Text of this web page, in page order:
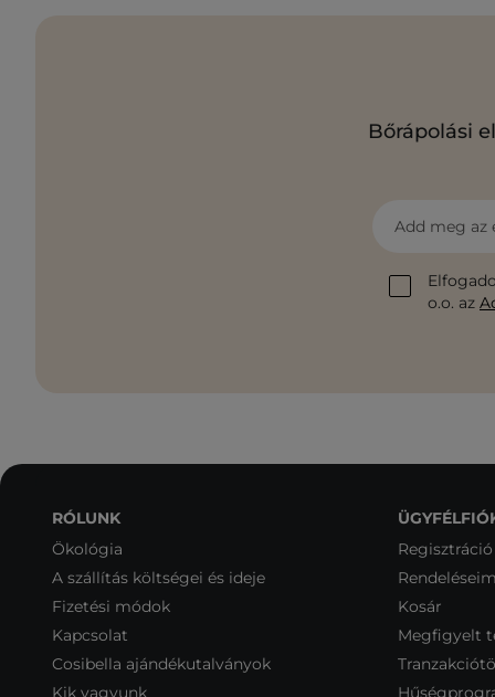
Bőrápolási
Add meg az
o.o. az
RÓLUNK
Ökológia
A szállítás költségei és ideje
Fizetési módok
Kapcsolat
Cosibella ajándékutalványok
Kik vagyunk
Regisztráció
Rendeléseim
Kosár
Megfigyelt